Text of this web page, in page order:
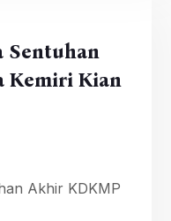
Sentuhan
Kemiri Kian
Akhir KDKMP